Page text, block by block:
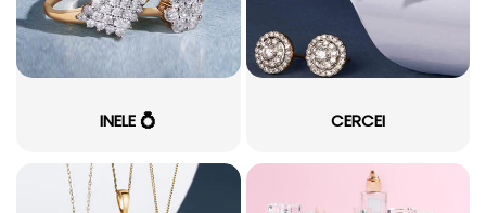
INELE 💍 CERCEI